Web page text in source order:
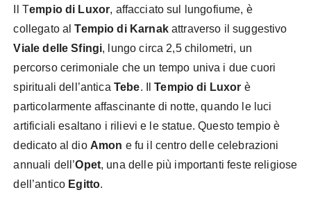
Il Tempio di Luxor, affacciato sul lungofiume, è
collegato alTempio di Karnakattraverso il suggestivo
Viale delle Sfingi, lungo circa 2,5 chilometri, un
percorso cerimoniale che un tempo univa i due cuori
spirituali dell’antica Tebe. IlTempio di Luxor è
particolarmente affascinante di notte, quando le luci
artificiali esaltano i rilievi e le statue. Questo tempio è
dedicato al dio Amon e fu il centro delle celebrazioni
annuali dell’Opet, una delle più importanti feste religiose
dell’antico Egitto.